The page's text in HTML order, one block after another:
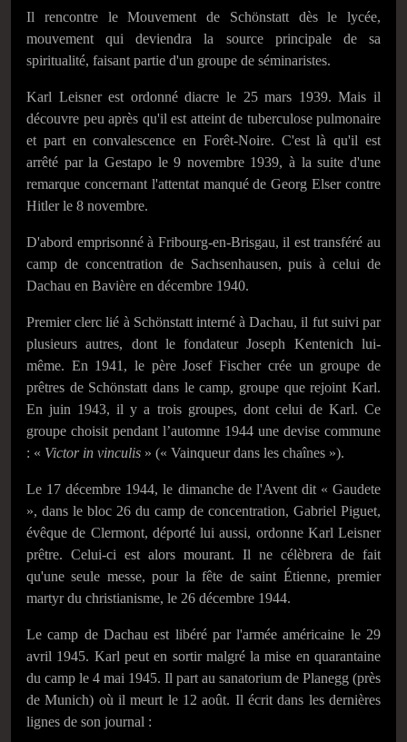
Il rencontre le Mouvement de Schönstatt dès le lycée,
mouvement qui deviendra la source principale de sa
spiritualité, faisant partie d'un groupe de séminaristes.
Karl Leisner est ordonné diacre le 25 mars 1939. Mais il
découvre peu après qu'il est atteint de tuberculose pulmonaire
et part en convalescence en Forêt-Noire. C'est là qu'il est
arrêté par la Gestapo le9 novembre 1939, à la suite d'une
remarque concernant l'attentat manqué de Georg Elser contre
Hitler le 8 novembre.
D'abord emprisonné à Fribourg-en-Brisgau, il est transféré au
camp de concentration de Sachsenhausen, puis à celui de
Dachau en Bavière en décembre 1940.
Premier clerc lié à Schönstatt interné à Dachau, il fut suivi par
plusieurs autres, dont le fondateur Joseph Kentenich lui-
même. En 1941, le père Josef Fischer crée un groupe de
prêtres de Schönstatt dans le camp, groupe que rejoint Karl.
Enjuin 1943, il y a trois groupes, dont celui de Karl. Ce
groupe choisit pendant l’automne 1944 une devise commune
: « Victor in vinculis » (« Vainqueur dans les chaînes »).
Le 17 décembre 1944, le dimanche de l'Avent dit « Gaudete
», dans le bloc 26 du camp de concentration, Gabriel Piguet,
évêque de Clermont, déporté lui aussi, ordonne Karl Leisner
prêtre. Celui-ci est alors mourant. Il ne célèbrera de fait
qu'une seule messe, pour la fête de saint Étienne, premier
martyr du christianisme, le 26 décembre 1944.
Le camp de Dachau est libéré par l'armée américaine le 29
avril 1945. Karl peut en sortir malgré la mise en quarantaine
du camp le 4 mai 1945. Il part au sanatorium de Planegg (près
de Munich) où il meurt le 12 août. Il écrit dans les dernières
lignes de son journal :